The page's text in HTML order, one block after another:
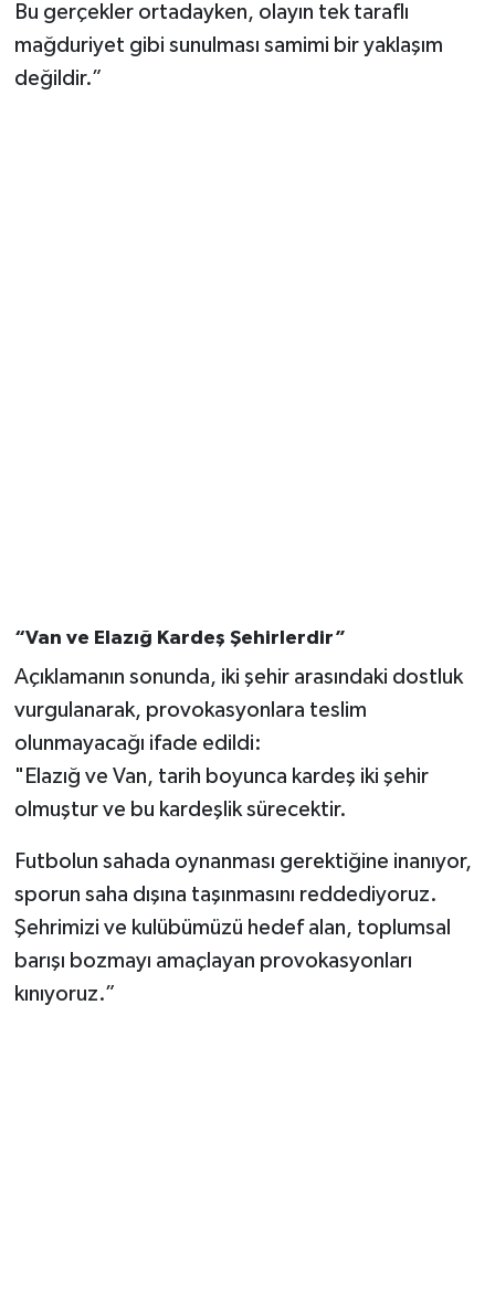
Bu gerçekler ortadayken, olayın tek taraflı
mağduriyet gibi sunulması samimi bir yaklaşım
değildir.”
“Van ve Elazığ Kardeş Şehirlerdir”
Açıklamanın sonunda, iki şehir arasındaki dostluk
vurgulanarak, provokasyonlara teslim
olunmayacağı ifade edildi:
"Elazığ ve Van, tarih boyunca kardeş iki şehir
olmuştur ve bu kardeşlik sürecektir.
Futbolun sahada oynanması gerektiğine inanıyor,
sporun saha dışına taşınmasını reddediyoruz.
Şehrimizi ve kulübümüzü hedef alan, toplumsal
barışı bozmayı amaçlayan provokasyonları
kınıyoruz.”